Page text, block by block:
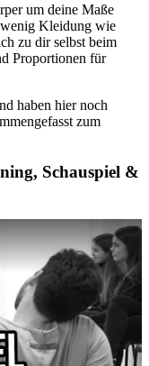
um deine Maße
wenig Kleidung wie
zu dir selbst beim
Proportionen für
haben hier noch
zum
Schauspiel &